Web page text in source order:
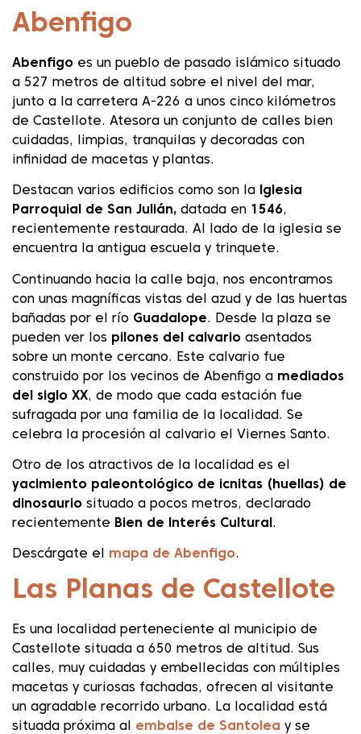
Abenfigo
Abenfigo es un pueblo de pasado islámico situado
a 527 metros de altitud sobre el nivel del mar,
junto a la carretera A-226 a unos cinco kilómetros
de Castellote. Atesora un conjunto de calles bien
cuidadas, limpias, tranquilas y decoradas con
infinidad de macetas y plantas.
Destacan varios edificios como son la
Iglesia
Parroquial de San Julián, datada en 1546,
recientemente restaurada. Al lado de la iglesia se
encuentra la antigua escuela y trinquete.
Continuando hacia la calle baja, nos encontramos
con unas magníficas vistas del azud y de las huertas
bañadas por el río Guadalope. Desde la plaza se
pueden ver los pilones del calvario asentados
sobre un monte cercano. Este calvario fue
construido por los vecinos de Abenfigo a mediados
del siglo XX, de modo que cada estación fue
sufragada por una familia de la localidad. Se
celebra la procesión al calvario el Viernes Santo.
Otro de los atractivos de la localidad es el
yacimiento paleontológico de icnitas (huellas) de
dinosaurio situado a pocos metros, declarado
recientemente
Bien de Interés Cultural .
Descárgate el mapa de Abenfigo.
Las Planas de Castellote
Es una localidad perteneciente al municipio de
Castellote situada a 650 metros de altitud. Sus
calles, muy cuidadas y embellecidas con múltiples
macetas y curiosas fachadas, ofrecen al visitante
un agradable recorrido urbano. La localidad está
situada próxima al embalse de Santolea y se